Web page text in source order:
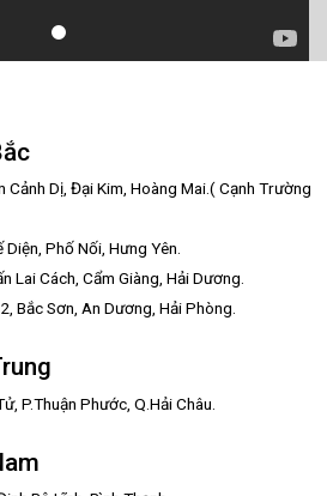
Cảnh Dị, Đại Kim, Hoàng Mai.( Cạnh Trường
Phố Nối, Hưng Yên.
Lai Cách, Cẩm Giàng, Hải Dương.
Bắc Sơn, An Dương, Hải Phòng.
P.Thuận Phước, Q.Hải Châu.